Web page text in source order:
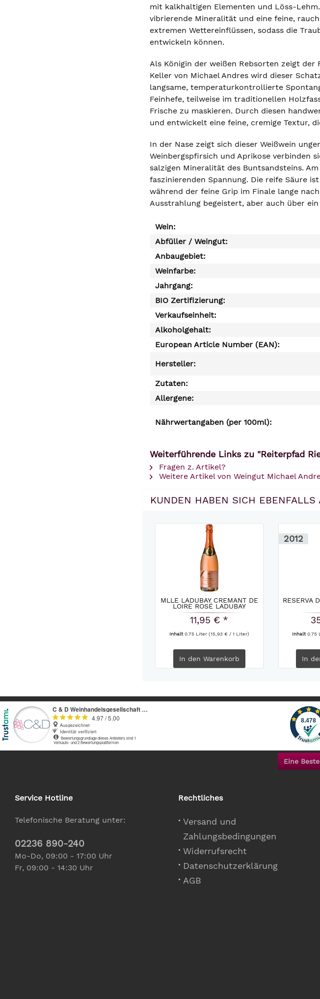
mit kalkhaltigen Elementen und Löss-
vibrierende Mineralität und eine feine,
extremen Wettereinflüssen, sodass die
entwickeln können.
Als Königin der weißen Rebsorten zeigt der
Keller von Michael Andres wird dieser
langsame, temperaturkontrollierte
Feinhefe, teilweise im traditionellen
Frische zu maskieren. Durch diesen
und entwickelt eine feine, cremige Textur,
In der Nase zeigt sich dieser Weißwein
Weinbergspfirsich und Aprikose verbinden
salzigen Mineralität des Buntsandsteins.
faszinierenden Spannung. Die reife Säure
während der feine Grip im Finale lange
Ausstrahlung begeistert, aber auch über
Wein:
Abfüller / Weingut:
Anbaugebiet:
Weinfarbe:
Jahrgang:
BIO Zertifizierung:
Verkaufseinheit:
Alkoholgehalt:
European Article Number (EAN):
Hersteller:
Zutaten:
Allergene:
Nährwertangaben (per 100ml):
Weiterführende Links zu "Reiterpfad
Fragen z. Artikel?
Weitere Artikel von Weingut Michael
KUNDEN HABEN SICH EBENFALLS
MLLE LADUBAY CREMANT DE
LOIRE ROSÉ LADUBAY
11,95 € *
Inhalt0.75 Liter (15,93 € / 1 Liter)
In den Warenkorb
2012
RESERVA
Inhalt0.75
In
Eine
Service Hotline
Telefonische Beratung unter:
02236 890-240
Mo-Do, 09:00 - 17:00 Uhr
Fr, 09:00 - 14:30 Uhr
Rechtliches
Versand und
Zahlungsbedingungen
Widerrufsrecht
Datenschutzerklärung
AGB